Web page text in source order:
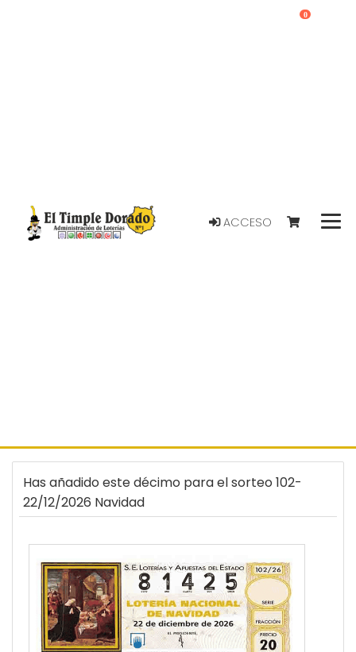
ACCESO
0
Has añadido este décimo para el sorteo 102-
22/12/2026 Navidad